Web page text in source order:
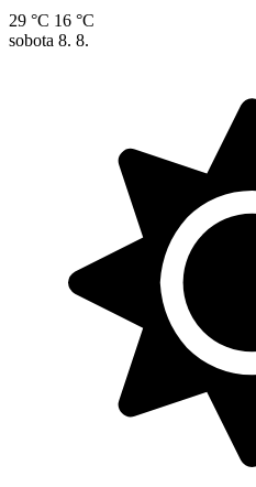
29 °C 16 °C
sobota 8. 8.